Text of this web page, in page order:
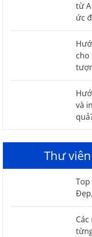
từ
ức
cho
và
Thư
Top